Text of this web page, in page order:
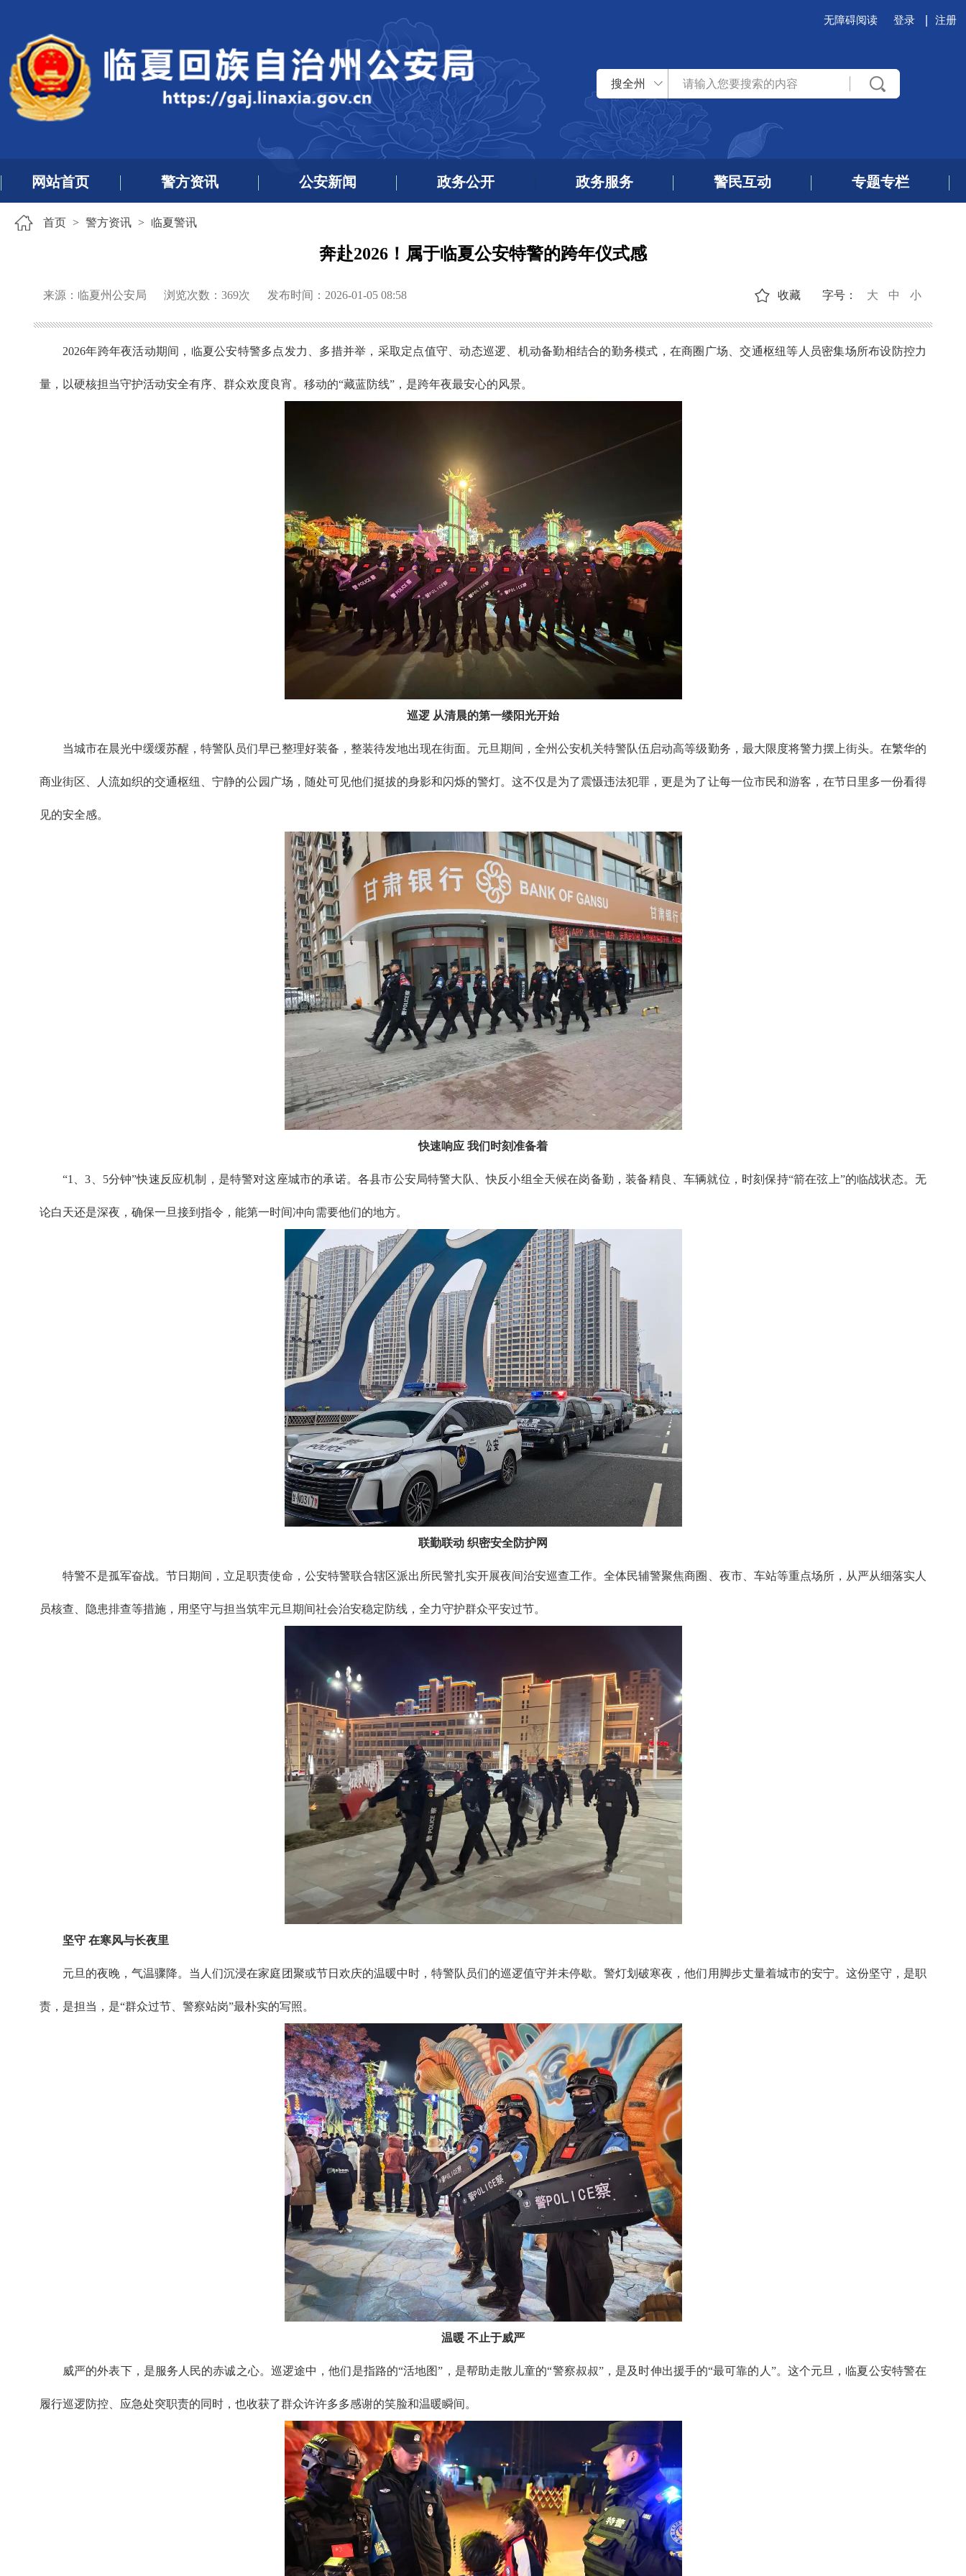
无障碍阅读 登录 注册
搜全州
网站首页 警方资讯 公安新闻 政务公开 政务服务 警民互动 专题专栏
首页 > 警方资讯 > 临夏警讯
奔赴2026！属于临夏公安特警的跨年仪式感
来源：临夏州公安局 浏览次数： 369次 发布时间：2026-01-05 08:58 字号： 大 中 小
收藏
2026年跨年夜活动期间，临夏公安特警多点发力、多措并举，采取定点值守、动态巡逻、机动备勤相结合的勤务模式，在商圈广场、交通枢纽等人员密集场所布设防控力
量，以硬核担当守护活动安全有序、群众欢度良宵。移动的“藏蓝防线”，是跨年夜最安心的风景。
巡逻 从清晨的第一缕阳光开始
当城市在晨光中缓缓苏醒，特警队员们早已整理好装备，整装待发地出现在街面。元旦期间，全州公安机关特警队伍启动高等级勤务，最大限度将警力摆上街头。在繁华的
商业街区、人流如织的交通枢纽、宁静的公园广场，随处可见他们挺拔的身影和闪烁的警灯。这不仅是为了震慑违法犯罪，更是为了让每一位市民和游客，在节日里多一份看得
见的安全感。
快速响应 我们时刻准备着
“1、3、5分钟”快速反应机制，是特警对这座城市的承诺。各县市公安局特警大队、快反小组全天候在岗备勤，装备精良、车辆就位，时刻保持“箭在弦上”的临战状态。无
论白天还是深夜，确保一旦接到指令，能第一时间冲向需要他们的地方。
联勤联动 织密安全防护网
特警不是孤军奋战。节日期间，立足职责使命，公安特警联合辖区派出所民警扎实开展夜间治安巡查工作。全体民辅警聚焦商圈、夜市、车站等重点场所，从严从细落实人
员核查、隐患排查等措施，用坚守与担当筑牢元旦期间社会治安稳定防线，全力守护群众平安过节。
坚守 在寒风与长夜里
元旦的夜晚，气温骤降。当人们沉浸在家庭团聚或节日欢庆的温暖中时，特警队员们的巡逻值守并未停歇。警灯划破寒夜，他们用脚步丈量着城市的安宁。这份坚守，是职
责，是担当，是“群众过节、警察站岗”最朴实的写照。
温暖 不止于威严
威严的外表下，是服务人民的赤诚之心。巡逻途中，他们是指路的“活地图”，是帮助走散儿童的“警察叔叔”，是及时伸出援手的“最可靠的人”。这个元旦，临夏公安特警在
履行巡逻防控、应急处突职责的同时，也收获了群众许许多多感谢的笑脸和温暖瞬间。